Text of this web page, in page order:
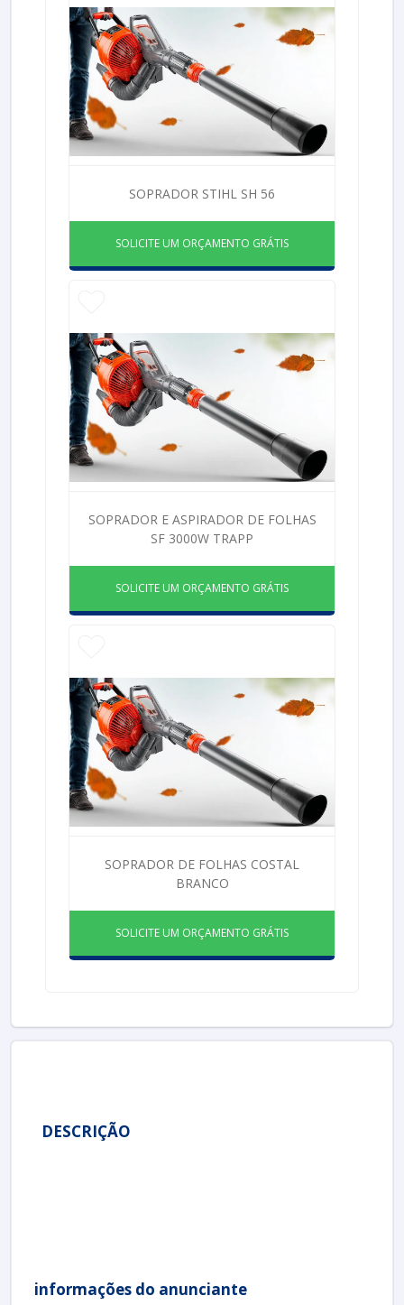
SOPRADOR STIHL SH 56
SOLICITE UM ORÇAMENTO GRÁTIS
SOPRADOR E ASPIRADOR DE FOLHAS
SF 3000W TRAPP
SOLICITE UM ORÇAMENTO GRÁTIS
SOPRADOR DE FOLHAS COSTAL
BRANCO
SOLICITE UM ORÇAMENTO GRÁTIS
DESCRIÇÃO
informações do anunciante